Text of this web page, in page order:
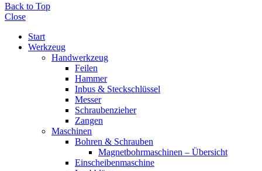
Back to Top
Close
Start
Werkzeug
Handwerkzeug
Feilen
Hammer
Inbus & Steckschlüssel
Messer
Schraubenzieher
Zangen
Maschinen
Bohren & Schrauben
Magnetbohrmaschinen – Übersicht
Einscheibenmaschine